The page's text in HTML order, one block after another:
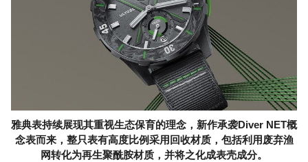
雅典表持续展现其重视生态保育的理念，新作承袭Diver NET概
念表而来，整只表有高度比例采用回收材质，包括利用废弃渔
网转化为再生聚酰胺材质，并将之化成表壳成分。